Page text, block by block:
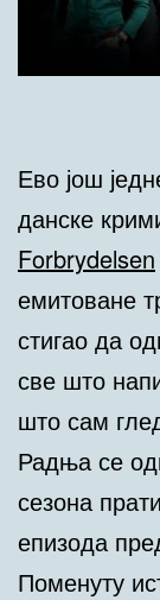
Ево још
данске
Forbrydelsen
емитоване
стигао да
све што
што сам
Радња се
сезона
епизода
Поменуту